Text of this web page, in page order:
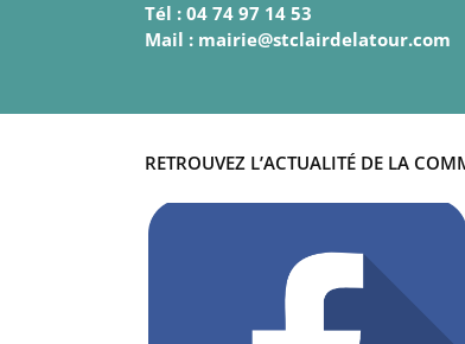
Tél : 04 74 97 14 53
Mail : mairie@stclairdelatour.com
RETROUVEZ L’ACTUALITÉ DE LA